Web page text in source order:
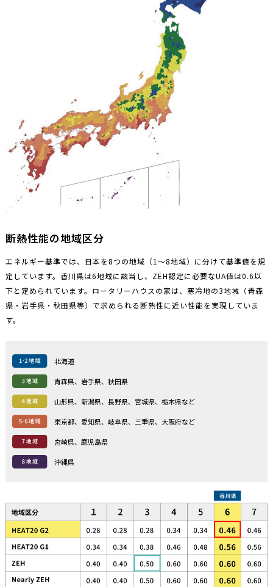
断熱性能の地域区分
エネルギー基準では、日本を8つの地域（1〜8地域）に分けて基準値を規
定しています。香川県は6地域に該当し、ZEH認定に必要なUA値は0.6以
下と定められています。ロータリーハウスの家は、寒冷地の3地域（青森
県・岩手県・秋田県等）で求められる断熱性に近い性能を実現していま
す。
北海道
青森県、岩手県、秋田県
山形県、新潟県、長野県、宮城県、栃木県など
東京都、愛知県、岐阜県、三重県、大阪府など
宮崎県、鹿児島県
沖縄県